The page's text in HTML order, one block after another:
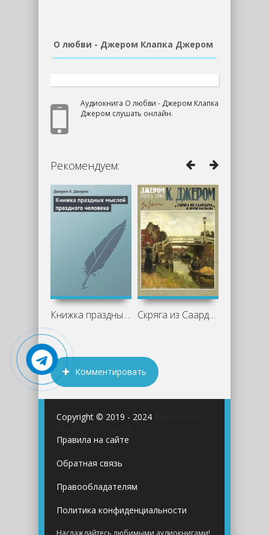
О любви - Джером Клапка Джером
Аудиокнига О любви - Джером Клапка
Джером слушать онлайн.
Рекомендуем:
Книжка праздных мыслей праздного Скряга из Саардама и другие рассказы -
Комментировать
Copyright © 2019 - 2024
Правила на сайте
Обратная связь
Правообладателям
Политика конфиденциальности
Наслаждайтесь любимыми аудиокнигами!